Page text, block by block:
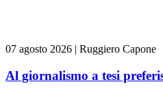
07 agosto 2026 | Ruggiero Capone
Al giornalismo a tesi